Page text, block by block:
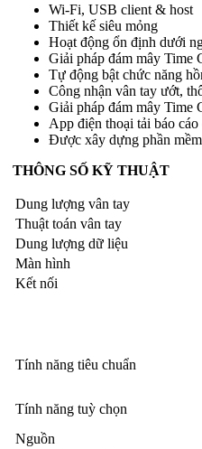
Wi-Fi, USB client & host
Thiết kế siêu mỏng
Hoạt động ổn định dưới
Giải pháp đám mây Time
Tự động bật chức năng
Công nhận vân tay ướt,
Giải pháp đám mây Time
App điện thoại tải báo
Được xây dựng phần
THÔNG SỐ KỸ THUẬT
Dung lượng vân tay
Thuật toán vân tay
Dung lượng dữ liệu
Màn hình
Kết nối
Tính năng tiêu chuẩn
Tính năng tuỳ chọn
Nguồn